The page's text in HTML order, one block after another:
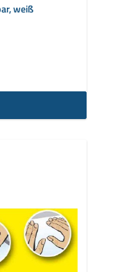
weiß